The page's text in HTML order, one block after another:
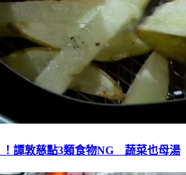
！譚敦慈點3類食物NG 蔬菜也母湯